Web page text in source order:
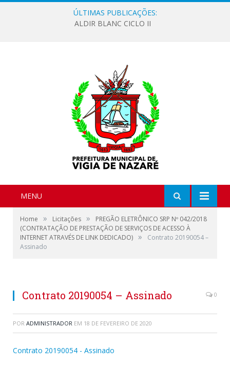
ÚLTIMAS PUBLICAÇÕES:
ALDIR BLANC CICLO II
MENU
Home » Licitações »
PREGÃO ELETRÔNICO SRP Nº 042/2018
(CONTRATAÇÃO DE PRESTAÇÃO DE SERVIÇOS DE ACESSO À
INTERNET ATRAVÉS DE LINK DEDICADO) »
Contrato 20190054 –
Assinado
Contrato 20190054 – Assinado 0
POR ADMINISTRADOR EM 18 DE FEVEREIRO DE 2020
Contrato 20190054 - Assinado